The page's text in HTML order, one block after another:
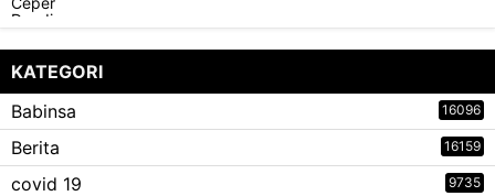
KATEGORI
Babinsa
16096
Berita 16159
covid 19 9735